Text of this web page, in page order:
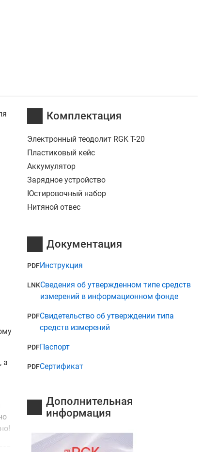
а
Комплектация
Электронный теодолит RGK T-20
Пластиковый кейс
Аккумулятор
Зарядное устройство
Юстировочный набор
Нитяной отвес
Документация
PDFИнструкция
LNKСведения об утвержденном типе средств
измерений в информационном фонде
PDFСвидетельство об утверждении типа
средств измерений
PDFПаспорт
PDFСертификат
Дополнительная
информация